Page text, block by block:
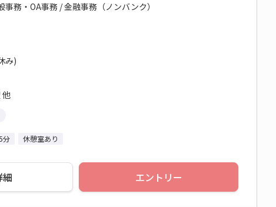
務・OA事務 / 金融事務（ノンバンク）
み)
他
分 休憩室あり
細 エントリー